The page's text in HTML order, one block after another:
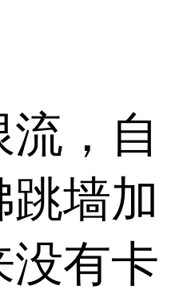
，自
跳墙加
没有卡